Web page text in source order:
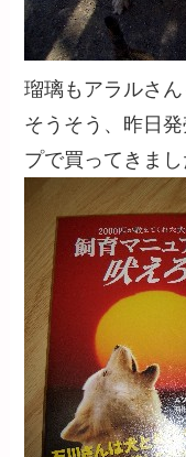
瑠璃もアラルさ
そうそう、昨日
プで買ってきま